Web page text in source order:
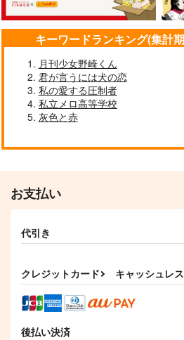
思い思われ
風間蒼也×三雲修
サンプル
作品詳細
追いつけなくと
ばうくらいは
550円（税込）
作品詳細
キーワードランキング(集計
月刊少女野崎くん
君が言うには犬の恋
私の愛する圧制者
私立メロ高等学校
灰色と赤
お支払い
代引き
クレジットカード キャッシュレ
後払い決済